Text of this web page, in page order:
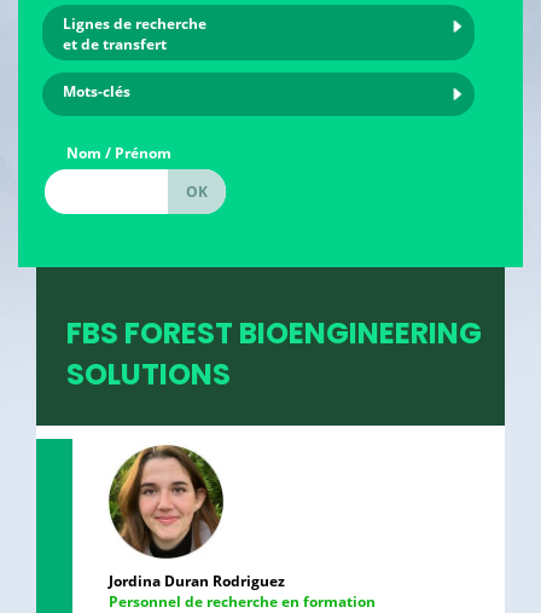
Lignes de recherche
et de transfert
Mots-clés
Nom / Prénom
FBS FOREST BIOENGINEERING
SOLUTIONS
Jordina Duran Rodriguez
Personnel de recherche en formation